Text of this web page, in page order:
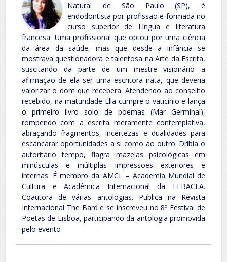
Natural de São Paulo (SP), é
endodontista por profissão e formada no
curso superior de Língua e literatura
francesa. Uma profissional que optou por uma ciência
da área da saúde, mas que desde a infância se
mostrava questionadora e talentosa na Arte da Escrita,
suscitando da parte de um mestre visionário a
afirmação de ela ser uma escritora nata, que deveria
valorizar o dom que recebera. Atendendo ao conselho
recebido, na maturidade Ella cumpre o vaticínio e lança
o primeiro livro solo de poemas (Mar Germinal),
rompendo com a escrita meramente contemplativa,
abraçando fragmentos, incertezas e dualidades para
escancarar oportunidades a si como ao outro. Dribla o
autoritário tempo, flagra mazelas psicológicas em
minúsculas e múltiplas impressões exteriores e
internas. É membro da AMCL – Academia Mundial de
Cultura e Acadêmica Internacional da FEBACLA.
Coautora de várias antologias. Publica na Revista
Internacional The Bard e se inscreveu no 8º Festival de
Poetas de Lisboa, participando da antologia promovida
pelo evento